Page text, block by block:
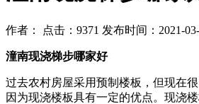
作者： 点击：9371 发布时间：2021-03-
潼南现浇梯步哪家好
过去农村房屋采用预制楼板，但现在
因为现浇楼板具有一定的优点。现浇